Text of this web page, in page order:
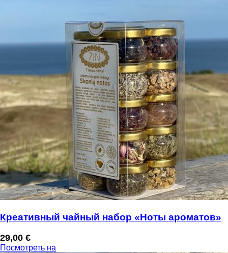
Креативный чайный набор «Ноты ароматов»
29,00 €
Посмотреть на